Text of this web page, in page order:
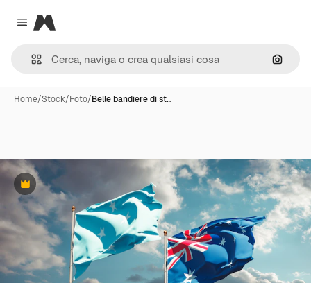
Close menu
Magnific
Cerca
Home/Stock/Foto/Belle bandiere di st…
Premium